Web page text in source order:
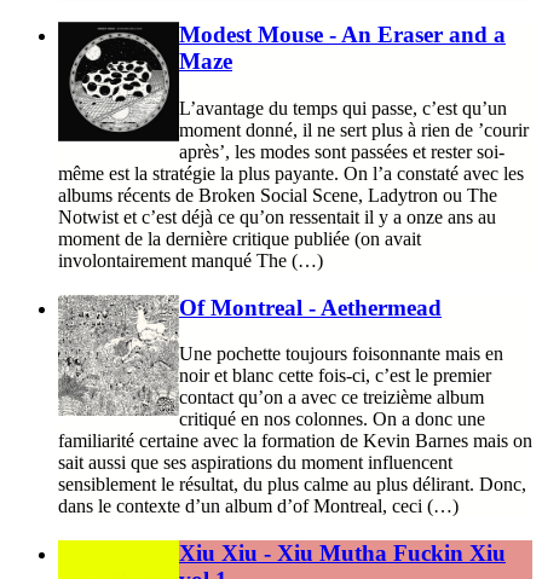
Modest Mouse - An Eraser and a
Maze
L’avantage du temps qui passe, c’est qu’un
moment donné, il ne sert plus à rien de ’courir
après’, les modes sont passées et rester soi-
même est la stratégie la plus payante. On l’a constaté avec les
albums récents de Broken Social Scene, Ladytron ou The
Notwist et c’est déjà ce qu’on ressentait il y a onze ans au
moment de la dernière critique publiée (on avait
involontairement manqué The (…)
Of Montreal - Aethermead
Une pochette toujours foisonnante mais en
noir et blanc cette fois-ci, c’est le premier
contact qu’on a avec ce treizième album
critiqué en nos colonnes. On a donc une
familiarité certaine avec la formation de Kevin Barnes mais on
sait aussi que ses aspirations du moment influencent
sensiblement le résultat, du plus calme au plus délirant. Donc,
dans le contexte d’un album d’of Montreal, ceci (…)
Xiu Xiu - Xiu Mutha Fuckin Xiu